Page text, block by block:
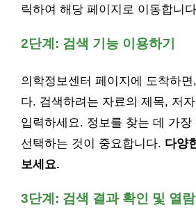
릭하여 해당 페이지로 이동합니
2단계: 검색 기능 이용하기
의학정보센터 페이지에 도착하
다. 검색하려는 자료의 제목, 저
입력하세요. 정보를 찾는 데 가장
선택하는 것이 중요합니다. 다양
보세요.
3단계: 검색 결과 확인 및 열람